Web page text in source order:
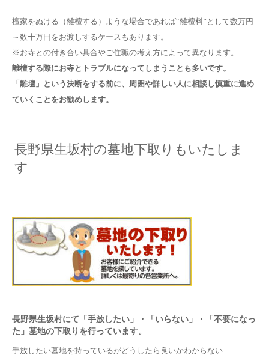
檀家をぬける（離檀する）ような場合であれば“離檀料”として数万円
～数十万円をお渡しするケースもあります。
※お寺との付き合い具合やご住職の考え方によって異なります。
離檀する際にお寺とトラブルになってしまうことも多いです。
「離壇」という決断をする前に、周囲や詳しい人に相談し慎重に進め
ていくことをお勧めします。
長野県生坂村の墓地下取りもいたしま
す
長野県生坂村にて「手放したい」・「いらない」・「不要になっ
た」墓地の下取りを行っています。
手放したい墓地を持っているがどうしたら良いかわからない…